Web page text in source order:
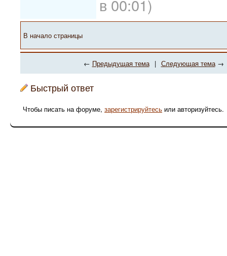
в 00:01)
В начало страницы
← Предыдущая тема | Следующая тема→
Быстрый ответ
Чтобы писать на форуме, зарегистрируйтесь или авторизуйтесь.